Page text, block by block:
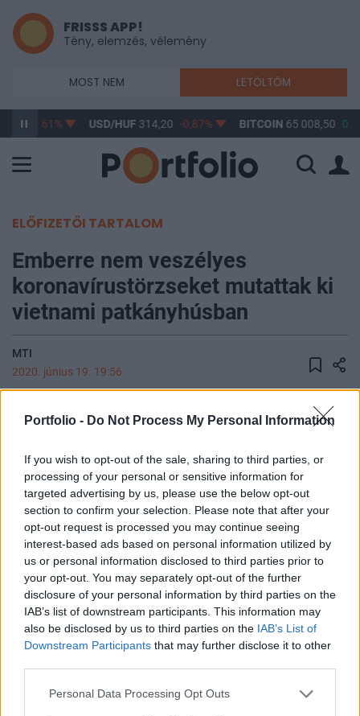
Portfolio - Do Not Process My Personal Information
If you wish to opt-out of the sale, sharing to third parties, or
processing of your personal or sensitive information for
targeted advertising by us, please use the below opt-out
section to confirm your selection. Please note that after your
opt-out request is processed you may continue seeing
interest-based ads based on personal information utilized by
us or personal information disclosed to third parties prior to
your opt-out. You may separately opt-out of the further
disclosure of your personal information by third parties on the
IAB’s list of downstream participants. This information may
also be disclosed by us to third parties on the IAB’s List of
Downstream Participants that may further disclose it to other
Personal Data Processing Opt Outs
FRISSS APP!
Tény, elemzés, vélemény
MOST NEM LETÖLTÖM
-0,61% USD/HUF 314,20 -0,87% BITCOIN 65 008,50
ELŐFIZETŐI TARTALOM
Emberre nem veszélyes
koronavírustörzseket mutattak ki
vietnami patkányhúsban
MTI
2020. június 19. 19:56
Többféle, emberre nem veszélyes
patkányhúsban amerikai és vietnami tudósok -
számolt be róla a BBC.
A kimutatott törzsek különböznek a jelenlegi világjárványt
okozó SARS CoV-2 vírustól, ám a tudósok hosszú ideje
figyelmeztetnek arra, hogy a vadhúskereskedelem
melegágya lehet a betegségeknek. A kutatócsoport
megfigyelte, hogy a piacoktól az éttermi asztalokig tartó
láncban a vírusok száma megsokszorozódik és
keveredhetnek is egymással, ez pedig a fogyasztók
számára "maximális...
KEDVES OLVASÓNK!